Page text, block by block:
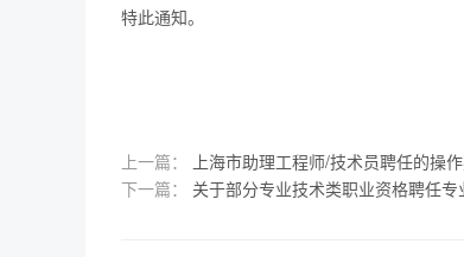
特此通知。
上一篇：
上海市助理工程师/技术员聘任的操
下一篇：
关于部分专业技术类职业资格聘任